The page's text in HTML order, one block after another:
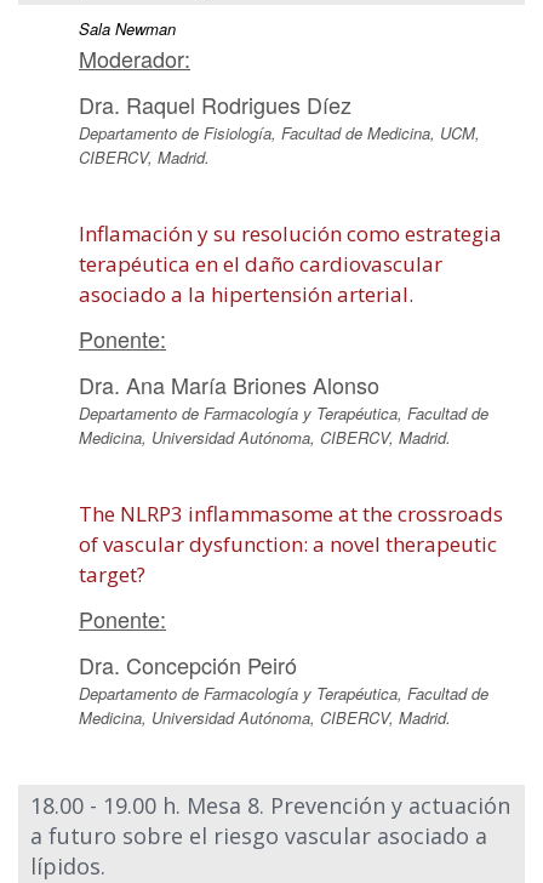
Sala Newman
Moderador:
Dra. Raquel Rodrigues Díez
Departamento de Fisiología, Facultad de Medicina, UCM,
CIBERCV, Madrid.
Inflamación y su resolución como estrategia
terapéutica en el daño cardiovascular
asociado a la hipertensión arterial.
Ponente:
Dra. Ana María Briones Alonso
Departamento de Farmacología y Terapéutica, Facultad de
Medicina, Universidad Autónoma, CIBERCV, Madrid.
The NLRP3 inflammasome at the crossroads
of vascular dysfunction: a novel therapeutic
target?
Ponente:
Dra. Concepción Peiró
Departamento de Farmacología y Terapéutica, Facultad de
Medicina, Universidad Autónoma, CIBERCV, Madrid.
18.00 - 19.00 h. Mesa 8. Prevención y actuación
a futuro sobre el riesgo vascular asociado a
lípidos.